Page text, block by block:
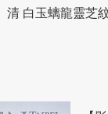
清 白玉螭龍靈芝